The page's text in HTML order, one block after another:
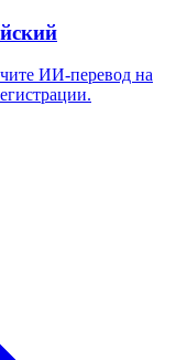
ИИ-перевод на